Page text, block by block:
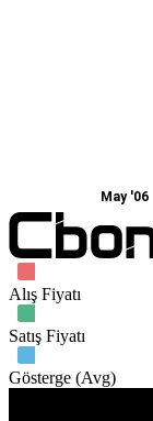
May '06
Alış Fiyatı
Satış Fiyatı
Gösterge (Avg)